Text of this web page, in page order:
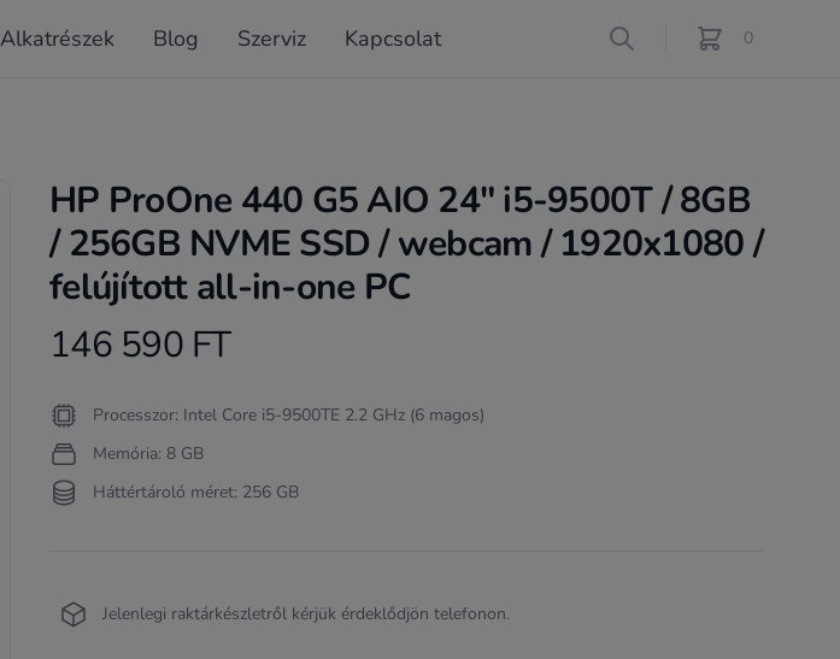
Alkatrészek Blog Szerviz Kapcsolat Search 0
féle termék a
HP ProOne 440 G5 AIO 24" i5-9500T / 8GB
/ 256GB NVME SSD / webcam / 1920x1080 /
felújított all-in-one PC
Product information
146 590 FT
Termékleírás
Processzor: Intel Core i5-9500TE 2.2 GHz (6 magos)
Memória: 8 GB
Háttértároló méret: 256 GB
Jelenlegi raktárkészletről kérjük érdeklődjön telefonon.